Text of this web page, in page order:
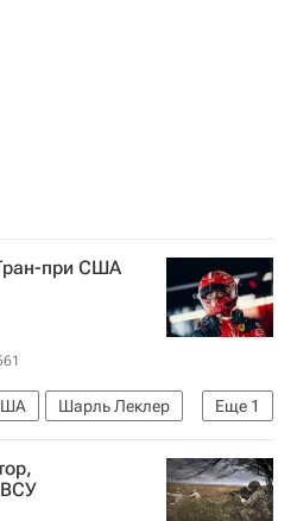
при США
Еще 1
Шарль Леклер
ВСУ